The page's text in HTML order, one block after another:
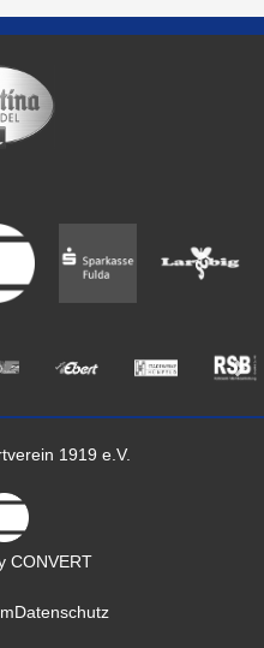
1919 e.V.
CONVERT
Datenschutz